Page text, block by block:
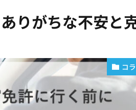
りがちな不安と
コ